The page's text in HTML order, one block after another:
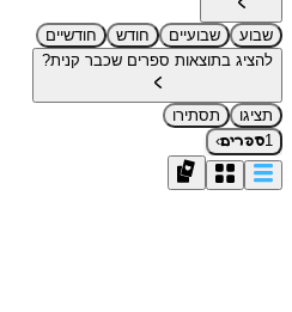
שבוע שבועיים חודש
חודשיים
להציג בתוצאות ספרים שכבר קנית?
תציגו
תסתירו
1ספרים›